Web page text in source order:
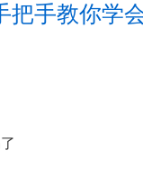
把手教你学